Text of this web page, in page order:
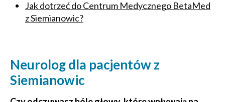
Jak dotrzeć do Centrum Medycznego BetaMed
z Siemianowic?
Neurolog dla pacjentów z
Siemianowic